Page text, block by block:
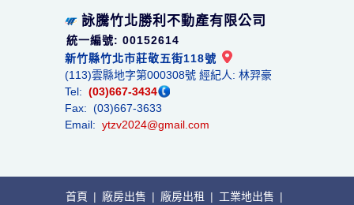
詠騰竹北勝利不動產有限公司
統一編號: 00152614
新竹縣竹北市莊敬五街118號
(113)雲縣地字第000308號 經紀人: 林羿豪
Tel: (03)667-3434
Fax: (03)667-3633
Email: ytzv2024@gmail.com
首頁 | 廠房出售 | 廠房出租 | 工業地出售 |